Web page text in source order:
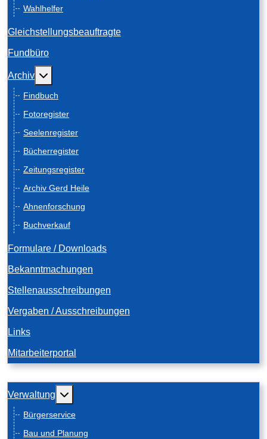
Wahlhelfer
Gleichstellungsbeauftragte
Fundbüro
Archiv Weitere Informationen: Archiv
Findbuch
Fotoregister
Seelenregister
Bücherregister
Zeitungsregister
Archiv Gerd Heile
Ahnenforschung
Buchverkauf
Formulare / Downloads
Bekanntmachungen
Stellenausschreibungen
Vergaben / Ausschreibungen
Links
Mitarbeiterportal
Verwaltung Weitere Informationen: Verwaltung
Bürgerservice
Bau und Planung